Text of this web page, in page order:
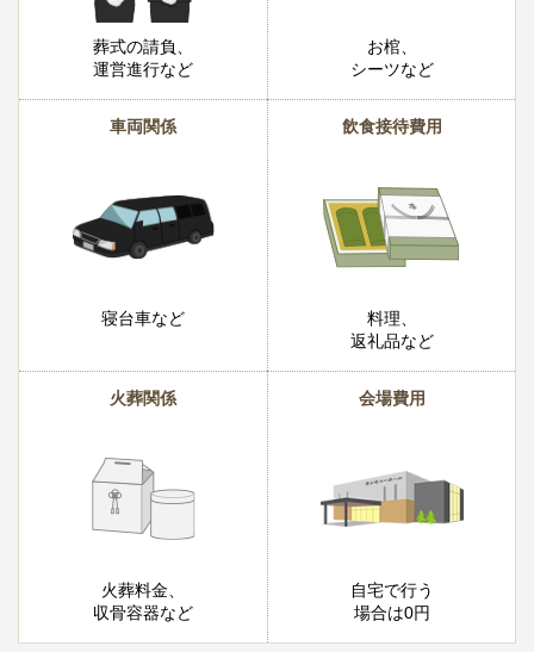
葬式の請負、
運営進行など
お棺、
シーツなど
車両関係
寝台車など
飲食接待費用
料理、
返礼品など
火葬関係
火葬料金、
収骨容器など
会場費用
自宅で行う
場合は0円